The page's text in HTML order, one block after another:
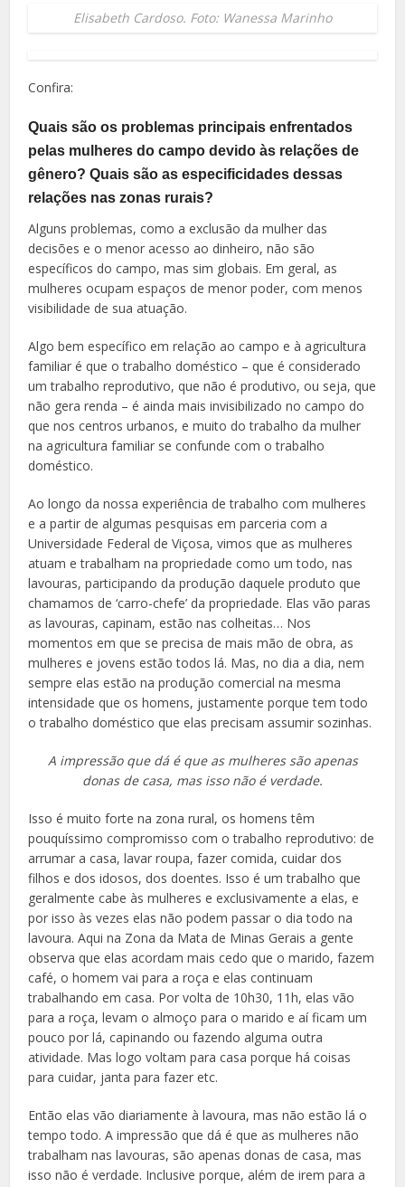
Elisabeth Cardoso. Foto: Wanessa Marinho
Confira:
Quais são os problemas principais enfrentados
pelas mulheres do campo devido às relações de
gênero? Quais são as especificidades dessas
relações nas zonas rurais?
Alguns problemas, como a exclusão da mulher das
decisões e o menor acesso ao dinheiro, não são
específicos do campo, mas sim globais. Em geral, as
mulheres ocupam espaços de menor poder, com menos
visibilidade de sua atuação.
Algo bem específico em relação ao campo e à agricultura
familiar é que o trabalho doméstico – que é considerado
um trabalho reprodutivo, que não é produtivo, ou seja, que
não gera renda – é ainda mais invisibilizado no campo do
que nos centros urbanos, e muito do trabalho da mulher
na agricultura familiar se confunde com o trabalho
doméstico.
Ao longo da nossa experiência de trabalho com mulheres
e a partir de algumas pesquisas em parceria com a
Universidade Federal de Viçosa, vimos que as mulheres
atuam e trabalham na propriedade como um todo, nas
lavouras, participando da produção daquele produto que
chamamos de ‘carro-chefe’ da propriedade. Elas vão paras
as lavouras, capinam, estão nas colheitas… Nos
momentos em que se precisa de mais mão de obra, as
mulheres e jovens estão todos lá. Mas, no dia a dia, nem
sempre elas estão na produção comercial na mesma
intensidade que os homens, justamente porque tem todo
o trabalho doméstico que elas precisam assumir sozinhas.
A impressão que dá é que as mulheres são apenas
donas de casa, mas isso não é verdade.
Isso é muito forte na zona rural, os homens têm
pouquíssimo compromisso com o trabalho reprodutivo: de
arrumar a casa, lavar roupa, fazer comida, cuidar dos
filhos e dos idosos, dos doentes. Isso é um trabalho que
geralmente cabe às mulheres e exclusivamente a elas, e
por isso às vezes elas não podem passar o dia todo na
lavoura. Aqui na Zona da Mata de Minas Gerais a gente
observa que elas acordam mais cedo que o marido, fazem
café, o homem vai para a roça e elas continuam
trabalhando em casa. Por volta de 10h30, 11h, elas vão
para a roça, levam o almoço para o marido e aí ficam um
pouco por lá, capinando ou fazendo alguma outra
atividade. Mas logo voltam para casa porque há coisas
para cuidar, janta para fazer etc.
Então elas vão diariamente à lavoura, mas não estão lá o
tempo todo. A impressão que dá é que as mulheres não
trabalham nas lavouras, são apenas donas de casa, mas
isso não é verdade. Inclusive porque, além de irem para a